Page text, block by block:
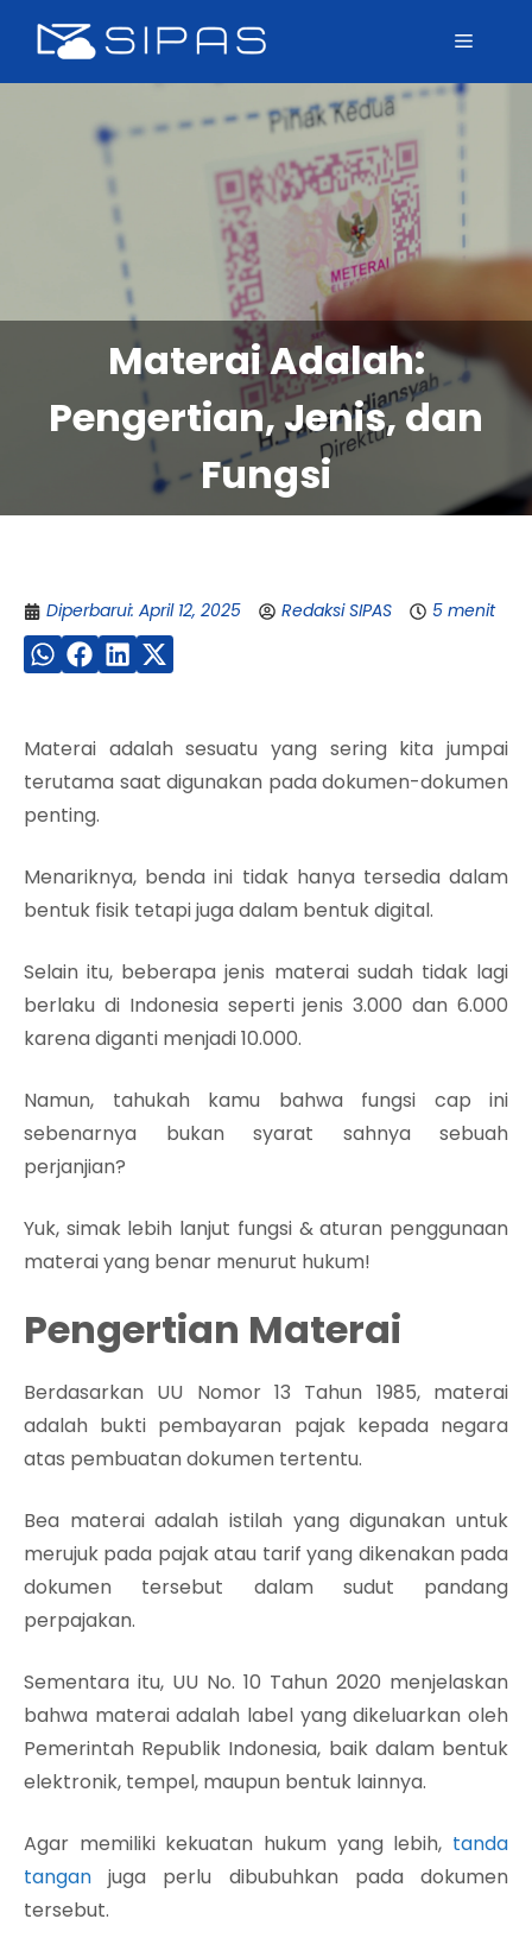
Materai Adalah:
Pengertian, Jenis, dan
Fungsi
Diperbarui: April 12, 2025 Redaksi SIPAS 5 menit
Materai adalah sesuatu yang sering kita jumpai
terutama saat digunakan pada dokumen-dokumen
penting.
Menariknya, benda ini tidak hanya tersedia dalam
bentuk fisik tetapi juga dalam bentuk digital.
Selain itu, beberapa jenis materai sudah tidak lagi
berlaku di Indonesia seperti jenis 3.000 dan 6.000
karena diganti menjadi 10.000.
Namun, tahukah kamu bahwa fungsi cap ini
sebenarnya bukan syarat sahnya sebuah
perjanjian?
Yuk, simak lebih lanjut fungsi & aturan penggunaan
materai yang benar menurut hukum!
Pengertian Materai
Berdasarkan UU Nomor 13 Tahun 1985, materai
adalah bukti pembayaran pajak kepada negara
atas pembuatan dokumen tertentu.
Bea materai adalah istilah yang digunakan untuk
merujuk pada pajak atau tarif yang dikenakan pada
dokumen tersebut dalam sudut pandang
perpajakan.
Sementara itu, UU No. 10 Tahun 2020 menjelaskan
bahwa materai adalah label yang dikeluarkan oleh
Pemerintah Republik Indonesia, baik dalam bentuk
elektronik, tempel, maupun bentuk lainnya.
Agar memiliki kekuatan hukum yang lebih, tanda
tangan juga perlu dibubuhkan pada dokumen
tersebut.